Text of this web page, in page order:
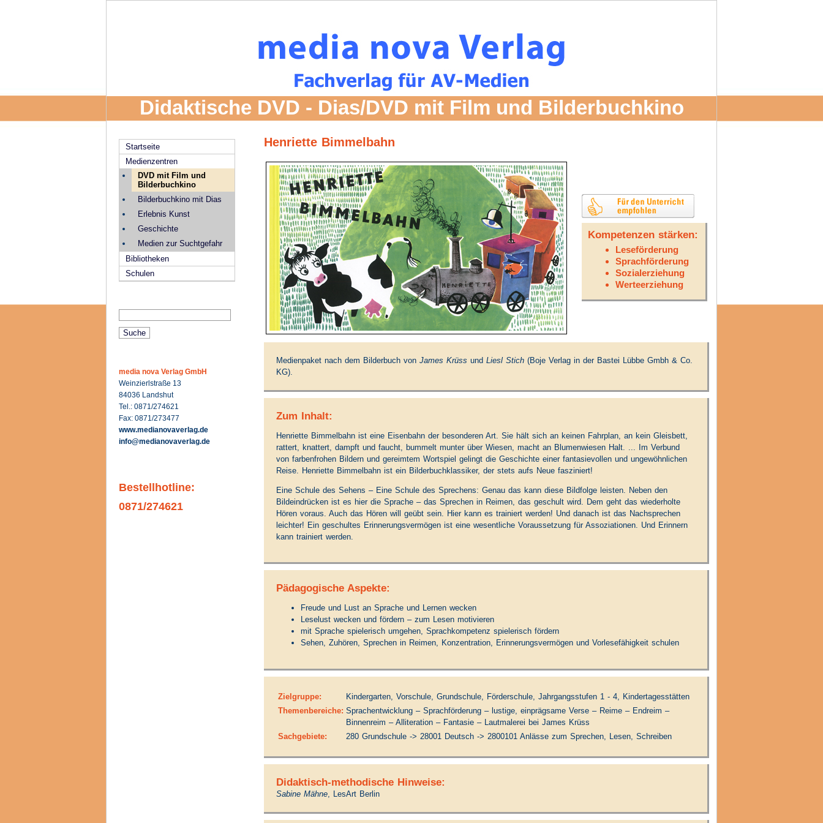
Didaktische DVD - Dias/DVD mit Film und Bilderbuchkino
Startseite
Medienzentren
DVD mit Film und
Bilderbuchkino
Bilderbuchkino mit Dias
Erlebnis Kunst
Geschichte
Medien zur Suchtgefahr
Bibliotheken
Schulen
media nova Verlag GmbH
Weinzierlstraße 13
84036 Landshut
Tel.: 0871/274621
Fax: 0871/273477
www.medianovaverlag.de
info@medianovaverlag.de
Bestellhotline:
0871/274621
Henriette Bimmelbahn
Kompetenzen stärken:
Leseförderung
Sprachförderung
Sozialerziehung
Werteerziehung
Medienpaket nach dem Bilderbuch von James Krüss und Liesl Stich (Boje Verlag in der Bastei Lübbe Gmbh & Co.
KG).
Zum Inhalt:
Henriette Bimmelbahn ist eine Eisenbahn der besonderen Art. Sie hält sich an keinen Fahrplan, an kein Gleisbett,
rattert, knattert, dampft und faucht, bummelt munter über Wiesen, macht an Blumenwiesen Halt. ... Im Verbund
von farbenfrohen Bildern und gereimtem Wortspiel gelingt die Geschichte einer fantasievollen und ungewöhnlichen
Reise. Henriette Bimmelbahn ist ein Bilderbuchklassiker, der stets aufs Neue fasziniert!
Eine Schule des Sehens – Eine Schule des Sprechens: Genau das kann diese Bildfolge leisten. Neben den
Bildeindrücken ist es hier die Sprache – das Sprechen in Reimen, das geschult wird. Dem geht das wiederholte
Hören voraus. Auch das Hören will geübt sein. Hier kann es trainiert werden! Und danach ist das Nachsprechen
leichter! Ein geschultes Erinnerungsvermögen ist eine wesentliche Voraussetzung für Assoziationen. Und Erinnern
kann trainiert werden.
Pädagogische Aspekte:
Freude und Lust an Sprache und Lernen wecken
Leselust wecken und fördern – zum Lesen motivieren
mit Sprache spielerisch umgehen, Sprachkompetenz spielerisch fördern
Sehen, Zuhören, Sprechen in Reimen, Konzentration, Erinnerungsvermögen und Vorlesefähigkeit schulen
Zielgruppe:
Kindergarten, Vorschule, Grundschule, Förderschule, Jahrgangsstufen 1 - 4, Kindertagesstätten
Themenbereiche: Sprachentwicklung – Sprachförderung – lustige, einprägsame Verse – Reime – Endreim –
Binnenreim – Alliteration – Fantasie – Lautmalerei bei James Krüss
Sachgebiete:
280 Grundschule -> 28001 Deutsch -> 2800101 Anlässe zum Sprechen, Lesen, Schreiben
Didaktisch-methodische Hinweise:
Sabine Mähne , LesArt Berlin